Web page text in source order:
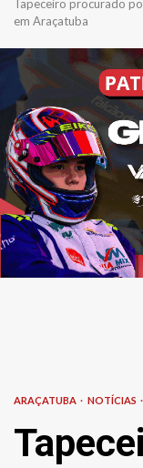
Tapeceiro procurado
em Araçatuba
ARAÇATUBA NOTÍCIAS